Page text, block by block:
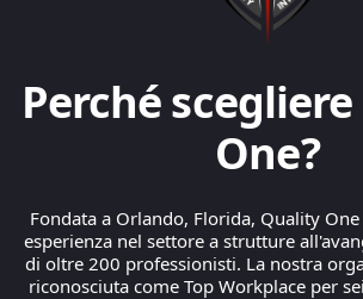
Perché
One?
Fondata a Orlando, Florida, Quality
esperienza nel settore a strutture
di oltre 200 professionisti. La nostra
riconosciuta come Top Workplace per